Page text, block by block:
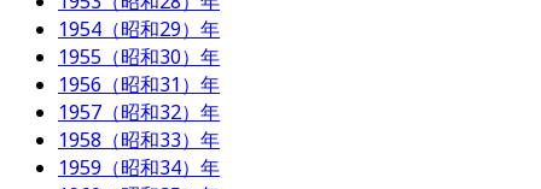
1954（昭和29）年
1955（昭和30）年
1956（昭和31）年
1957（昭和32）年
1958（昭和33）年
1959（昭和34）年